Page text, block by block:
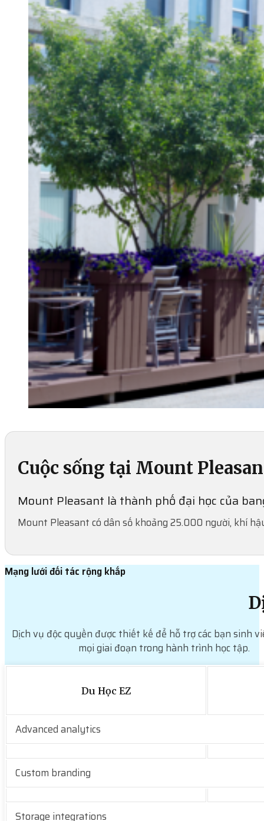
Cuộc sống tại Mount
Mount Pleasant là thành phố đại học của
Mount Pleasant có dân số khoảng 25.000 người, khí
Mạng lưới đối tác rộng khắp
Dịch vụ độc quyền được thiết kế để hỗ trợ các bạn sinh
mọi giai đoạn trong hành trình học tập.
Du Học EZ
Advanced analytics
Custom branding
Storage integrations